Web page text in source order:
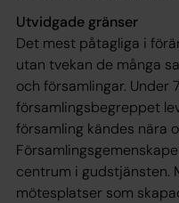
Utvidgade gränser
Det mest påtagliga i
utan tvekan de många
och församlingar.
församlingsbegreppet
församling kändes nära
centrum i gudstjänsten.
mötesplatser som